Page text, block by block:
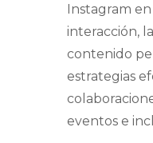
Instagram
interacción,
contenido
estrategias
eventos e